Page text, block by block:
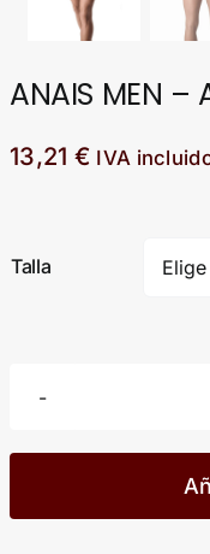
ANAIS MEN –
13,21 € IVA
Talla